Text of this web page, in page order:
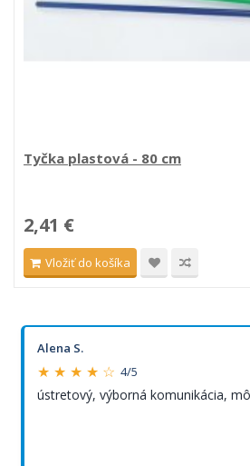
Tyčka plastová - 80 cm
2,41 €
Vložiť do košíka
Alena S.
★ ★ ★ ★ ☆ 4/5
ústretový, výborná komunikácia,